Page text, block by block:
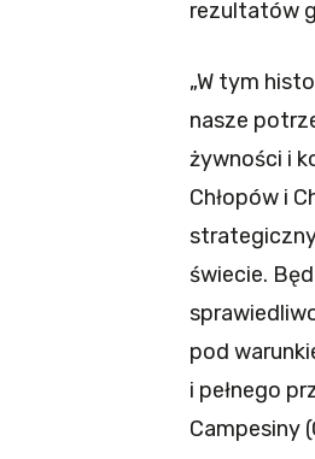
rezultatów
„W tym
nasze
żywności i
Chłopów i
świecie.
pod
i pełnego
Campesiny